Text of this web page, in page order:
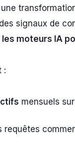
signaux de
moteurs IA
:
mensuels
requêtes